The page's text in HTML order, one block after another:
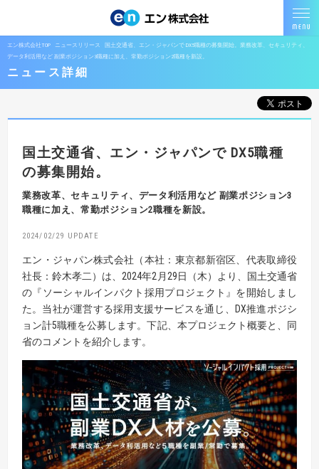
エン株式会社TOP ニュースリリース
国土交通省、エン・ジャパンで DX5職種の募集開始。業務改革、セキュリティ、
データ利活用など 副業ポジション3職種に加え、常勤ポジション2職種を新設。
ニュース詳細
国土交通省、エン・ジャパンで DX5職種
の募集開始。
業務改革、セキュリティ、データ利活用など 副業ポジション3
職種に加え、常勤ポジション2職種を新設。
2024/02/29
エン・ジャパン株式会社（本社：東京都新宿区、代表取締役
社長：鈴木孝二）は、2024年2月29日（木）より、国土交通省
の『ソーシャルインパクト採用プロジェクト』を開始しまし
た。当社が運営する採用支援サービスを通じ、DX推進ポジシ
ョン計5職種を公募します。下記、本プロジェクト概要と、同
省のコメントを紹介します。